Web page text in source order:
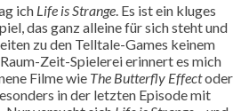
ich Life is Strange . Es ist ein kluges
das ganz alleine für sich steht und
zu den Telltale-Games keinem
Zeit-Spielerei erinnert es mich
Filme wie The Butterfly Effectoder
in der letzten Episode mit